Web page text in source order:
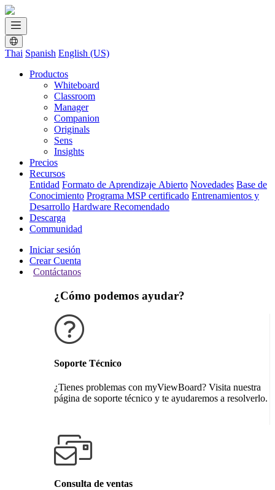
Thai Spanish English (US)
Productos
Whiteboard
Classroom
Manager
Companion
Originals
Sens
Insights
Precios
Recursos
Entidad Formato de Aprendizaje Abierto Novedades Base de
Conocimiento Programa MSP certificado Entrenamientos y
Desarrollo Hardware Recomendado
Descarga
Communidad
Iniciar sesión
Crear Cuenta
Contáctanos
¿Cómo podemos ayudar?
Soporte Técnico
¿Tienes problemas con myViewBoard? Visita nuestra
página de soporte técnico y te ayudaremos a resolverlo.
Consulta de ventas